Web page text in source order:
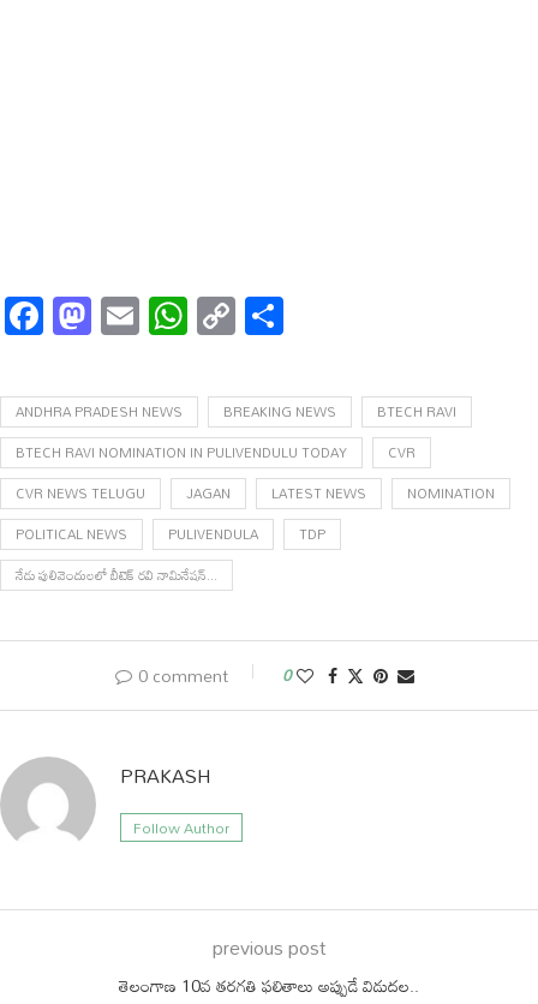
Facebook
Mastodon
EmailWhatsApp
Copy
Link
ANDHRA PRADESH NEWS BREAKING NEWS
BTECH RAVI
BTECH RAVI NOMINATION IN PULIVENDULU TODAY
CVR
CVR NEWS TELUGU
JAGAN LATEST NEWS
NOMINATION
POLITICAL NEWS
PULIVENDULA
TDP
నేడు పులివెందులలో బీటెక్ రవి నామినేషన్...
0 comment 0
PRAKASH
Follow Author
previous post
తెలంగాణ 10వ తరగతి ఫలితాలు అప్పుడే విడుదల..